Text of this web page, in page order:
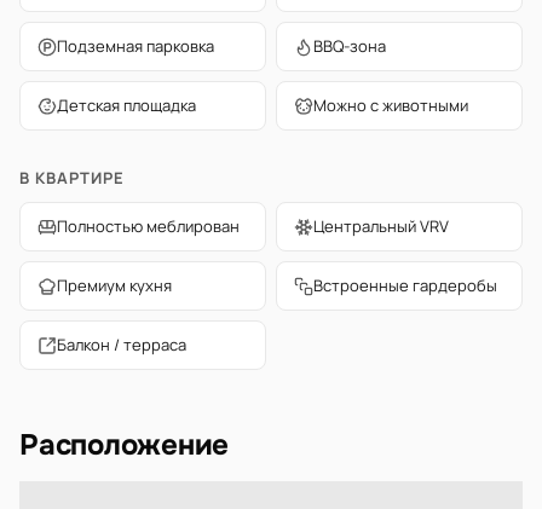
Подземная парковка BBQ-зона
Детская площадка Можно с животными
В КВАРТИРЕ
Полностью меблирован Центральный VRV
Премиум кухня Встроенные гардеробы
Балкон / терраса
Расположение